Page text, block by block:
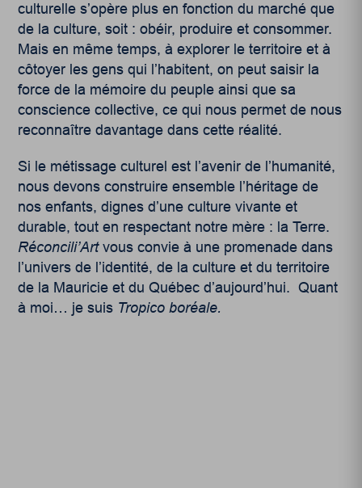
culturelle s’opère plus en fonction du marché que
de la culture, soit : obéir, produire et consommer.
Mais en même temps, à explorer le territoire et à
côtoyer les gens qui l’habitent, on peut saisir la
force de la mémoire du peuple ainsi que sa
conscience collective, ce qui nous permet de nous
reconnaître davantage dans cette réalité.
Si le métissage culturel est l’avenir de l’humanité,
nous devons construire ensemble l’héritage de
nos enfants, dignes d’une culture vivante et
durable, tout en respectant notre mère : la Terre.
Réconcili’Artvous convie à une promenade dans
l’univers de l’identité, de la culture et du territoire
de la Mauricie et du Québec d’aujourd’hui. Quant
à moi… je suis Tropico boréale.